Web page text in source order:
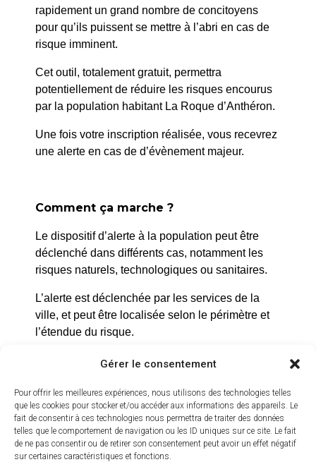
Gérer le consentement
Pour offrir les meilleures expériences, nous utilisons des technologies telles
que les cookies pour stocker et/ou accéder aux informations des appareils. Le
fait de consentir à ces technologies nous permettra de traiter des données
telles que le comportement de navigation ou les ID uniques sur ce site. Le fait
de ne pas consentir ou de retirer son consentement peut avoir un effet négatif
sur certaines caractéristiques et fonctions.
Matchs de basket U15
filles 5x5
Gymnase
13 décembre
rapidement un grand nombre de concitoyens
pour qu’ils puissent se mettre à l’abri en cas de
risque imminent.
Cet outil, totalement gratuit, permettra
potentiellement de réduire les risques encourus
par la population habitant La Roque d’Anthéron.
Une fois votre inscription réalisée, vous recevrez
une alerte en cas de d’évènement majeur.
Comment ça marche ?
Le dispositif d’alerte à la population peut être
déclenché dans différents cas, notamment les
risques naturels, technologiques ou sanitaires.
L’alerte est déclenchée par les services de la
ville, et peut être localisée selon le périmètre et
l’étendue du risque.
Prenez quelques minutes pour vous inscrire et
https://inscription.cedralis.com/
Comment sont utilisées les données